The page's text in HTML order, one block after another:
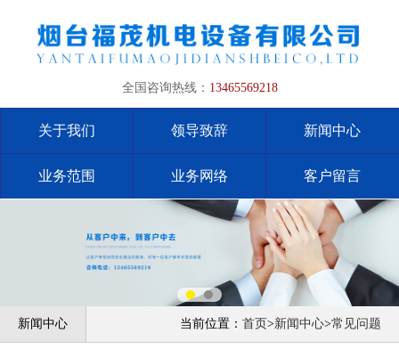
全国咨询热线： 13465569218
关于我们 领导致辞 新闻中心
业务范围 业务网络 客户留言
新闻中心 当前位置： 首页>新闻中心>常见问题